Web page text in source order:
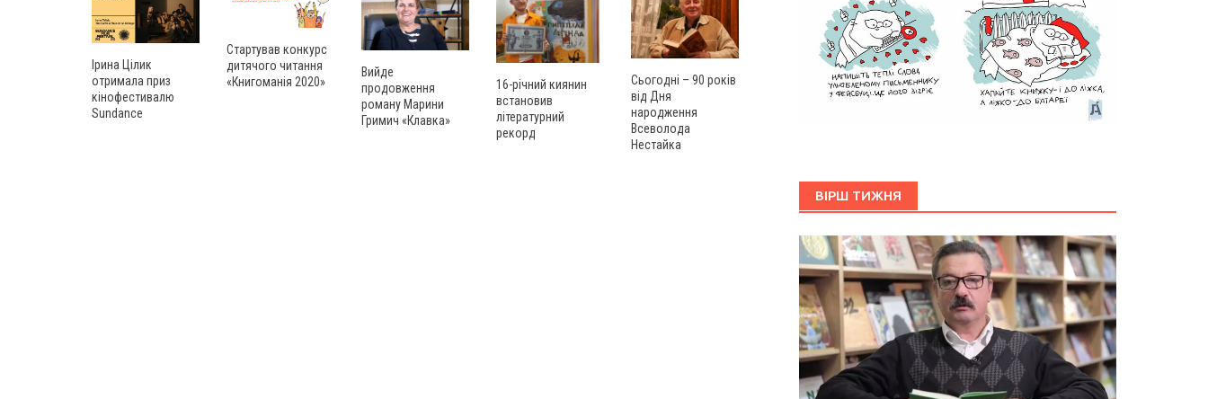
Ірина Цілик
отримала приз
кінофестивалю
Sundance
Стартував конкурс
дитячого читання
«Книгоманія 2020»
Вийде
продовження
роману Марини
Гримич «Клавка»
16-річний киянин
встановив
літературний
рекорд
Сьогодні – 90 років
від Дня
народження
Всеволода
Нестайка
ВІРШ ТИЖНЯ